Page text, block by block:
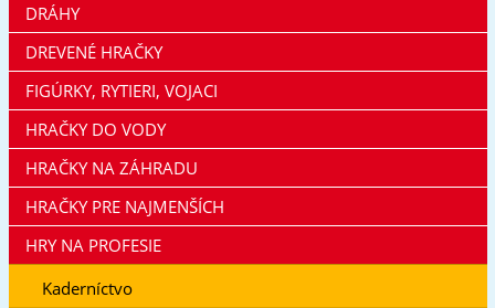
DRÁHY
DREVENÉ HRAČKY
FIGÚRKY, RYTIERI, VOJACI
HRAČKY DO VODY
HRAČKY NA ZÁHRADU
HRAČKY PRE NAJMENŠÍCH
HRY NA PROFESIE
Kaderníctvo